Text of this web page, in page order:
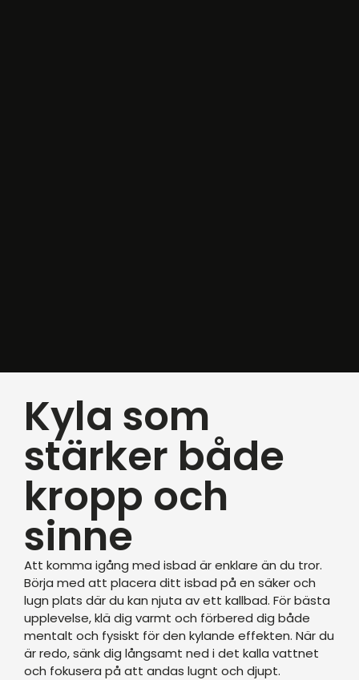
Kyla som
stärker både
kropp och
sinne
Att komma igång med isbad är enklare än du tror.
Börja med att placera ditt isbad på en säker och
lugn plats där du kan njuta av ett kallbad. För bästa
upplevelse, klä dig varmt och förbered dig både
mentalt och fysiskt för den kylande effekten. När du
är redo, sänk dig långsamt ned i det kalla vattnet
och fokusera på att andas lugnt och djupt.